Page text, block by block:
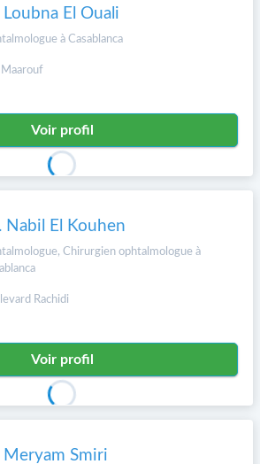
Loubna El Ouali
à Casablanca
Maarouf
Voir profil
Nabil El Kouhen
Chirurgien ophtalmologue à
Rachidi
Voir profil
Meryam Smiri